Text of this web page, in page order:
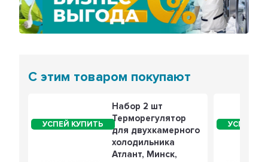
С этим товаром покупают
Набор 2 шт
Терморегулятор
для двухкамерного
холодильника
Атлант, Минск,